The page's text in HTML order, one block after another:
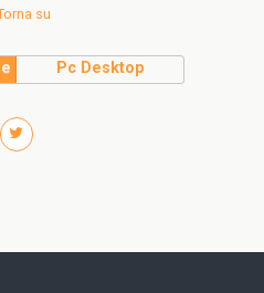
su
Pc Desktop